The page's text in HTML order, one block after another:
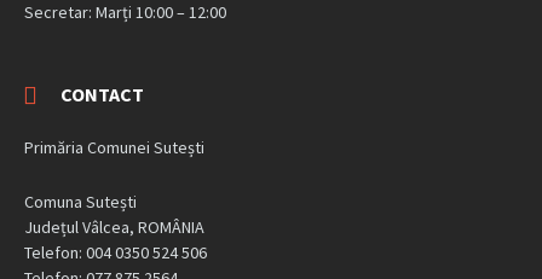
Secretar: Marți 10:00 – 12:00
CONTACT
Primăria Comunei Sutești
Comuna Sutești
Județul Vâlcea, ROMÂNIA
Telefon: 004 0350 524 506